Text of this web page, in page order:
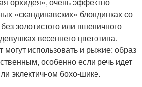
«скандинавских» блондинках со
золотистого или пшеничного
весеннего цветотипа.
могут использовать и рыжие: образ
особенно если речь идет
эклектичном бохо-шике.